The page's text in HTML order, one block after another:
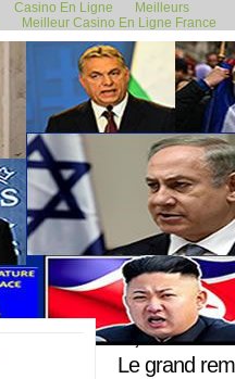
Casino En Ligne
Meilleurs
Meilleur Casino En Ligne France
26 janvier 2024
Le grand